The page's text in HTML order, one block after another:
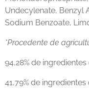
Undecylenate, Benzyl
Sodium Benzoate,
*Procedente de
94,28% de
41,79% de